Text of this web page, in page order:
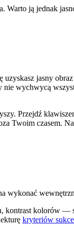
ją jednak
uzyskasz jasny
wychwycą
Przejdź
Twoim czasem.
wykonać
kolorów —
kryteriów